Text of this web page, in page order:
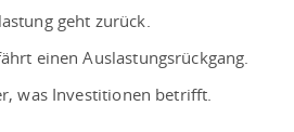
geht zurück.
einen Auslastungsrückgang.
was Investitionen betrifft.